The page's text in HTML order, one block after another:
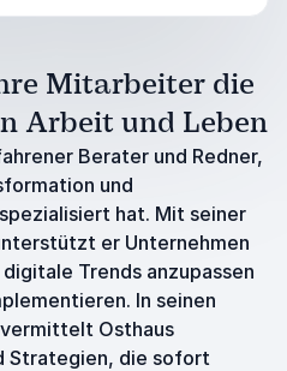
Mitarbeiter die
Arbeit und Leben
Berater und Redner,
und
hat. Mit seiner
er Unternehmen
Trends anzupassen
In seinen
Osthaus
Strategien, die sofort